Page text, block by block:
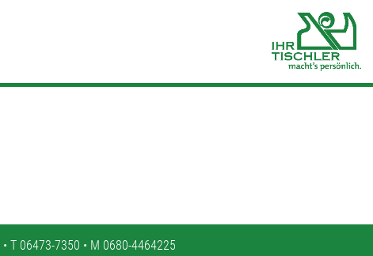
• T 06473-7350 • M 0680-4464225